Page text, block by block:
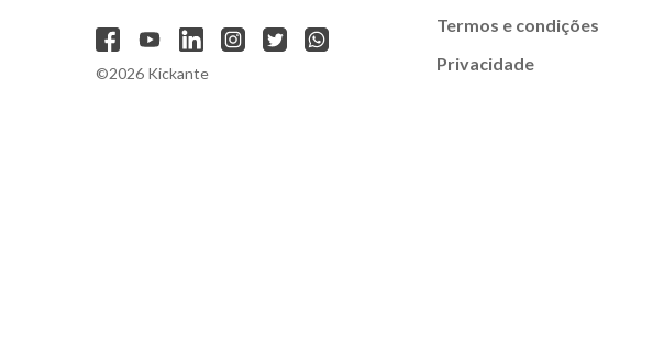
©2026 Kickante
Termos e condições
Privacidade